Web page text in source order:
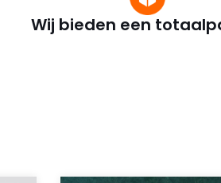
Wij bieden een